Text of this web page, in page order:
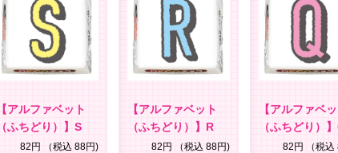
【アルファベット
（ふちどり）】S
82円 （税込 88円)
【アルファベット
（ふちどり）】R
82円 （税込 88円)
【アルファベ
（ふちどり）
82円 （税